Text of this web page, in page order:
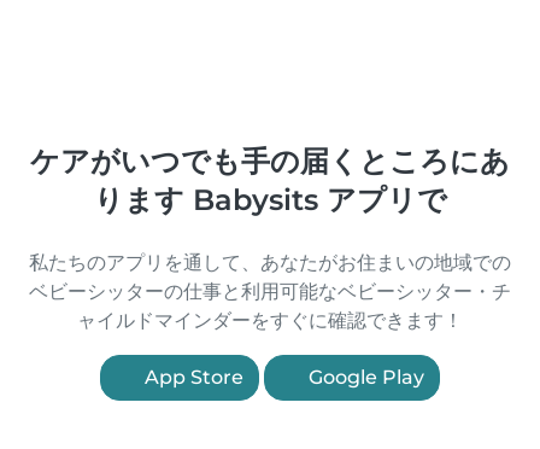
ケアがいつでも手の届くところにあ
ります Babysits アプリで
私たちのアプリを通して、あなたがお住まいの地域での
ベビーシッターの仕事と利用可能なベビーシッター・チ
ャイルドマインダーをすぐに確認できます！
App Store Google Play